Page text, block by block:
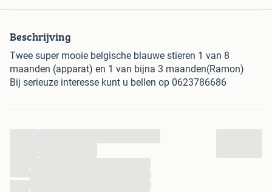
Beschrijving
Twee super mooie belgische blauwe stieren 1 van 8
maanden (apparat) en 1 van bijna 3 maanden(Ramon)
Bij serieuze interesse kunt u bellen op 0623786686